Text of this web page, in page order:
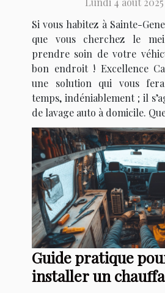
Si vous habitez à Sainte-
que vous cherchez le
prendre soin de votre
bon endroit ! Excellence
une solution qui vous
temps, indéniablement ; il
de lavage auto à domicile.
Guide pratique
installer un